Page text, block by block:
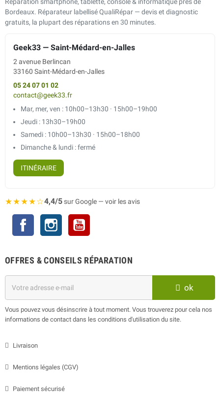
Réparation smartphone, tablette, console & informatique près de
Bordeaux. Réparateur labellisé QualiRépar — devis et diagnostic
gratuits, la plupart des réparations en 30 minutes.
Geek33 — Saint-Médard-en-Jalles
2 avenue Berlincan
33160 Saint-Médard-en-Jalles
05 24 07 01 02
contact@geek33.fr
Mar, mer, ven : 10h00–13h30 · 15h00–19h00
Jeudi : 13h30–19h00
Samedi : 10h00–13h30 · 15h00–18h00
Dimanche & lundi : fermé
ITINÉRAIRE
★★★★☆4,4/5sur Google — voir les avis
Facebook Instagram
OFFRES & CONSEILS RÉPARATION
ok
Vous pouvez vous désinscrire à tout moment. Vous trouverez pour cela nos
informations de contact dans les conditions d'utilisation du site.
Livraison
Mentions légales (CGV)
Paiement sécurisé